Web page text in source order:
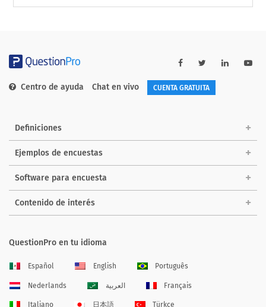
Centro de ayuda Chat en vivo CUENTA GRATUITA
Definiciones
Ejemplos de encuestas
Software para encuesta
Contenido de interés
QuestionPro en tu idioma
Español English Português
Nederlands العربية Français
Italiano 日本語 Türkçe